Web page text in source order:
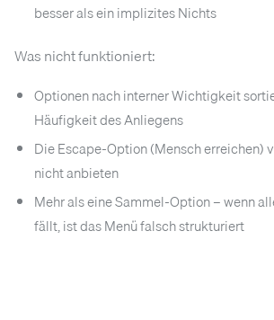
besser als ein implizites Nichts
Was nicht funktioniert:
Optionen nach interner Wichtigkeit
Häufigkeit des Anliegens
Die Escape-Option (Mensch erreichen)
nicht anbieten
Mehr als eine Sammel-Option – wenn
fällt, ist das Menü falsch strukturiert